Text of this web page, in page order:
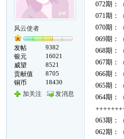
风云使者
发帖
9382
银元
16021
威望
8521
贡献值
8705
铜币
18430
加关注
发消息
072期：
071期：
070期：
069期：
068期：
067期：
066期：
065期：
064期：
063期：
062期：